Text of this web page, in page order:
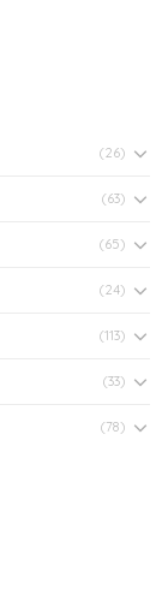
(26)
(63)
(65)
(24)
(113)
(33)
(78)